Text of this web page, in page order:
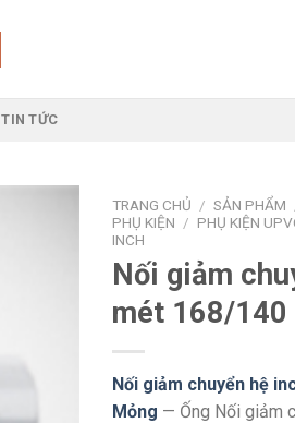
TIN TỨC
TRANG CHỦ / SẢN PHẨM
PHỤ KIỆN / PHỤ KIỆN
INCH
Nối giảm
mét 168/140
Nối giảm chuyển hệ
Mỏng — Ống Nối giảm